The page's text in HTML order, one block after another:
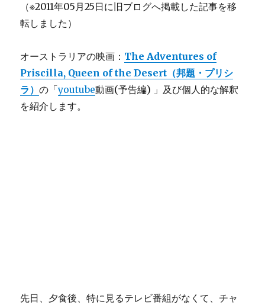
（※2011年05月25日に旧ブログへ掲載した記事を移
転しました）
オーストラリアの映画： The Adventures of
Priscilla, Queen of the Desert（邦題・プリシ
ラ）の「youtube動画(予告編) 」及び個人的な解釈
を紹介します。
先日、夕食後、特に見るテレビ番組がなくて、チャ